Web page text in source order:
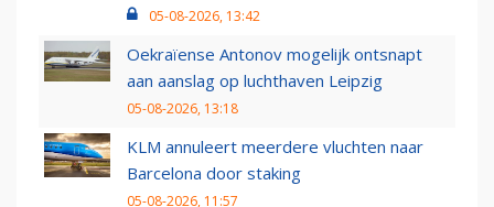
05-08-2026, 13:42
Oekraïense Antonov mogelijk ontsnapt
aan aanslag op luchthaven Leipzig
05-08-2026, 13:18
KLM annuleert meerdere vluchten naar
Barcelona door staking
05-08-2026, 11:57